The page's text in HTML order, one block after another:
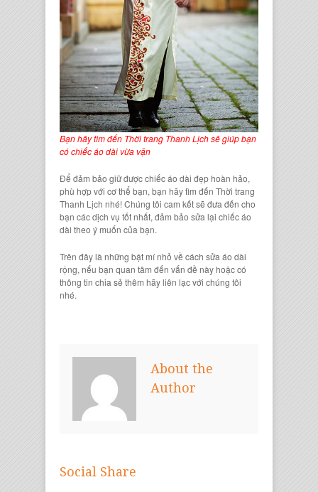
Bạn hãy tìm đến Thời trang Thanh Lịch sẽ giúp bạn
có chiếc áo dài vừa vặn
Để đảm bảo giữ đượcchiếc áo dài đẹphoàn hảo,
phù hợp với cơ thể bạn, bạn hãy tìm đến Thời trang
Thanh Lịch nhé! Chúng tôi cam kết sẽ đưa đến cho
bạn các dịch vụ tốt nhất, đảm bảo sửa lại chiếc áo
dài theo ý muốn của bạn.
Trên đây là những bật mí nhỏ về cách sửa áo dài
rộng, nếu bạn quan tâm đến vấn đề này hoặc có
thông tin chia sẻ thêm hãy liên lạc với chúng tôi
nhé.
About the
Author
Social Share